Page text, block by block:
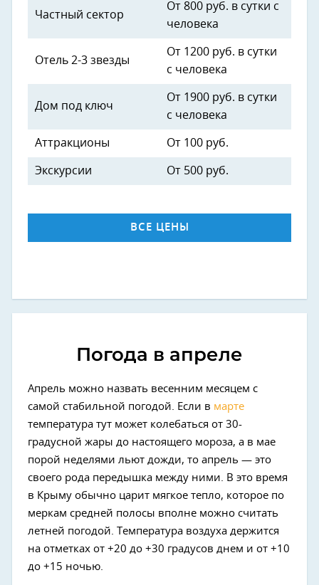
Частный сектор
От 800 руб. в сутки с
человека
Отель 2-3 звезды
От 1200 руб. в сутки
с человека
Дом под ключ
От 1900 руб. в сутки
с человека
Аттракционы От 100 руб.
Экскурсии От 500 руб.
ВСЕ ЦЕНЫ
Погода в апреле
Апрель можно назвать весенним месяцем с
самой стабильной погодой. Если в марте
температура тут может колебаться от 30-
градусной жары до настоящего мороза, а в мае
порой неделями льют дожди, то апрель — это
своего рода передышка между ними. В это время
в Крыму обычно царит мягкое тепло, которое по
меркам средней полосы вполне можно считать
летней погодой. Температура воздуха держится
на отметках от +20 до +30 градусов днем и от +10
до +15 ночью.